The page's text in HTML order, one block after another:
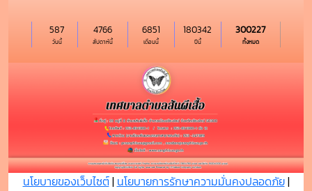
วันนี้
587
สัปดาห์นี้
4766
เดือนนี้
6851
ปีนี้
180342
ทั้งหมด
300227
นโยบายของเว็บไซต์| นโยบายการรักษาความมั่นคงปลอดภัย|